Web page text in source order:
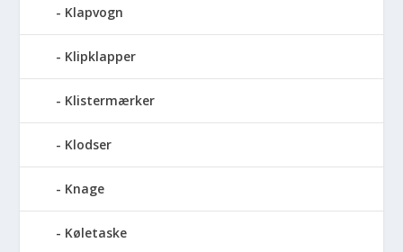
Klapvogn
Klipklapper
Klistermærker
Klodser
Knage
Køletaske